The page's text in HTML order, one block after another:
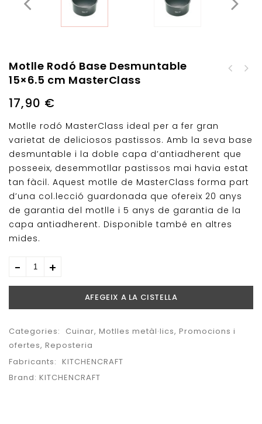
Motlle Rodó Base Desmuntable
15×6.5 cm MasterClass
17,90 €
Motlle rodó MasterClass ideal per a fer gran
varietat de deliciosos pastissos. Amb la seva base
desmuntable i la doble capa d’antiadherent que
posseeix, desemmotllar pastissos mai havia estat
tan fàcil. Aquest motlle de MasterClass forma part
d’una col.lecció guardonada que ofereix 20 anys
de garantia del motlle i 5 anys de garantia de la
capa antiadherent. Disponible també en altres
mides.
AFEGEIX A LA CISTELLA
Categories: Cuinar, Motlles metàl·lics, Promocions i
ofertes, Reposteria
Fabricants: KITCHENCRAFT
Brand: KITCHENCRAFT